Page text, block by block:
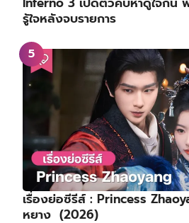
เรื่องย่อซีรีส์ : Royal
เจริญหมื่นปี | สัญญาวิวาห์แห่ง